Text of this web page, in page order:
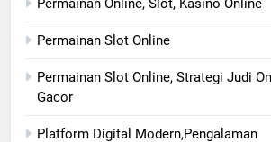
Permainan Online, Slot, Kasino Online
Permainan Slot Online
Permainan Slot Online, Strategi Judi
Gacor
Platform Digital Modern,Pengalaman